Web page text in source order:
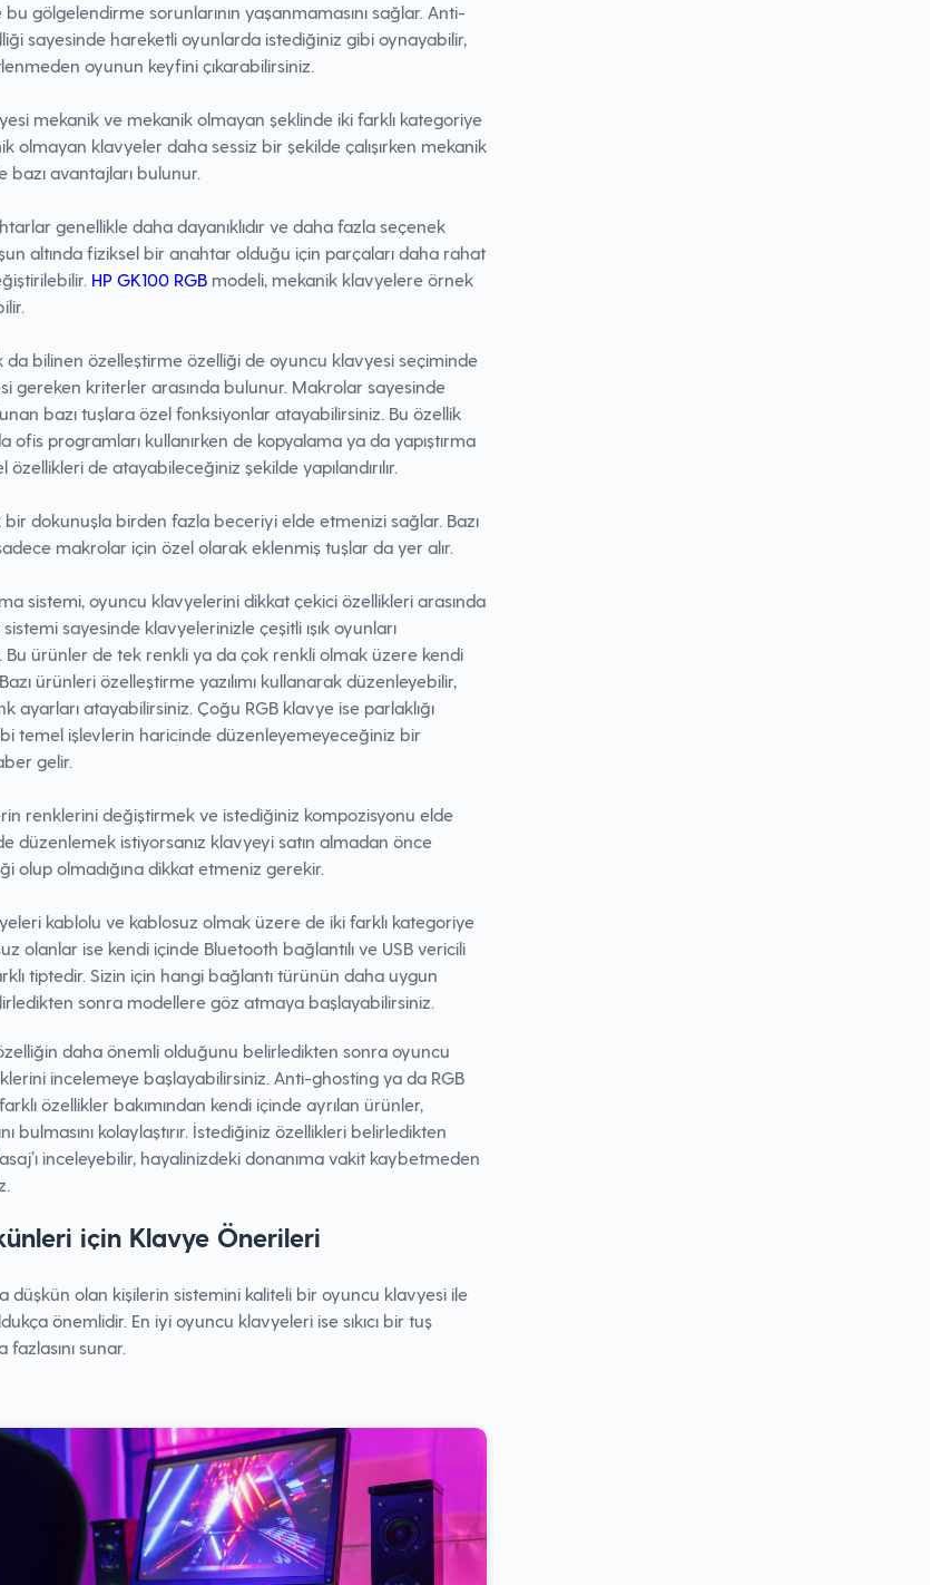
bu gölgelendirme sorunlarının yaşanmamasını sağlar. Anti-
sayesinde hareketli oyunlarda istediğiniz gibi oynayabilir,
oyunun keyfini çıkarabilirsiniz.
mekanik ve mekanik olmayan şeklinde iki farklı kategoriye
olmayan klavyeler daha sessiz bir şekilde çalışırken mekanik
bazı avantajları bulunur.
genellikle daha dayanıklıdır ve daha fazla seçenek
altında fiziksel bir anahtar olduğu için parçaları daha rahat
HP GK100 RGB modeli, mekanik klavyelere örnek
da bilinen özelleştirme özelliği de oyuncu klavyesi seçiminde
gereken kriterler arasında bulunur. Makrolar sayesinde
bazı tuşlara özel fonksiyonlar atayabilirsiniz. Bu özellik
ofis programları kullanırken de kopyalama ya da yapıştırma
de atayabileceğiniz şekilde yapılandırılır.
dokunuşla birden fazla beceriyi elde etmenizi sağlar. Bazı
makrolar için özel olarak eklenmiş tuşlar da yer alır.
sistemi, oyuncu klavyelerini dikkat çekici özellikleri arasında
sayesinde klavyelerinizle çeşitli ışık oyunları
Bu ürünler de tek renkli ya da çok renkli olmak üzere kendi
Bazı ürünleri özelleştirme yazılımı kullanarak düzenleyebilir,
ayarları atayabilirsiniz. Çoğu RGB klavye ise parlaklığı
temel işlevlerin haricinde düzenleyemeyeceğiniz bir
gelir.
renklerini değiştirmek ve istediğiniz kompozisyonu elde
düzenlemek istiyorsanız klavyeyi satın almadan önce
olup olmadığına dikkat etmeniz gerekir.
kablolu ve kablosuz olmak üzere de iki farklı kategoriye
olanlar ise kendi içinde Bluetooth bağlantılı ve USB vericili
tiptedir. Sizin için hangi bağlantı türünün daha uygun
sonra modellere göz atmaya başlayabilirsiniz.
daha önemli olduğunu belirledikten sonra oyuncu
incelemeye başlayabilirsiniz. Anti-ghosting ya da RGB
özellikler bakımından kendi içinde ayrılan ürünler,
bulmasını kolaylaştırır. İstediğiniz özellikleri belirledikten
inceleyebilir, hayalinizdeki donanıma vakit kaybetmeden
için Klavye Önerileri
düşkün olan kişilerin sistemini kaliteli bir oyuncu klavyesi ile
önemlidir. En iyi oyuncu klavyeleri ise sıkıcı bir tuş
fazlasını sunar.